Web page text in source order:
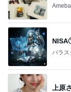
パラ
上原